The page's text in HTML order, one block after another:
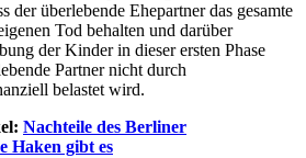
der überlebende Ehepartner das gesamte
Tod behalten und darüber
der Kinder in dieser ersten Phase
Partner nicht durch
belastet wird.
Nachteile des Berliner
Haken gibt es